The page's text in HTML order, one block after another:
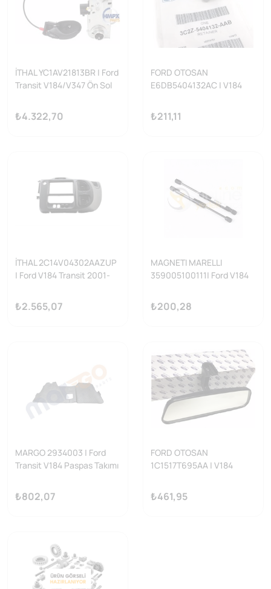
İTHAL YC1AV21813BR | Ford
Transit V184/V347 Ön Sol
Yansanayi
₺4.322,70
FORD OTOSAN
E6DB5404132AC | V184
Güneşlik Tutucu Klipsi
₺211,11
İTHAL 2C14V04302AAZUP
| Ford V184 Transit 2001-
Cerceve Komple Yan
Sanayi
₺2.565,07
MAGNETI MARELLI
359005100111| Ford V184
Amortisörü + V347
₺200,28
MARGO 2934003 | Ford
Transit V184 Paspas Takımı
₺802,07
FORD OTOSAN
1C1517T695AA | V184
Aynası
₺461,95